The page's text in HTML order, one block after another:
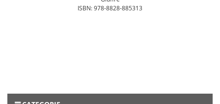
ISBN: 978-8828-885313